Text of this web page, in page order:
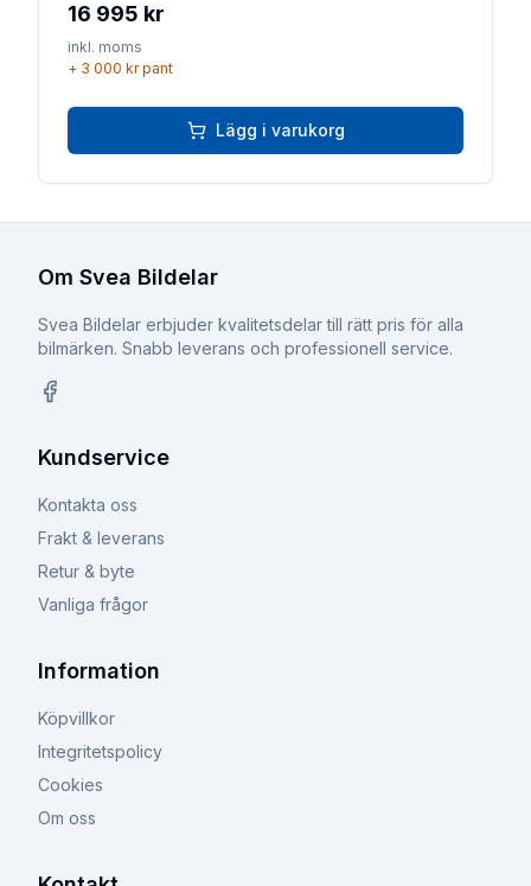
16 995 kr
inkl. moms
+ 3 000 krpant
Lägg i varukorg
Om Svea Bildelar
Svea Bildelar erbjuder kvalitetsdelar till rätt pris för alla
bilmärken. Snabb leverans och professionell service.
Kundservice
Kontakta oss
Frakt & leverans
Retur & byte
Vanliga frågor
Information
Köpvillkor
Integritetspolicy
Cookies
Om oss